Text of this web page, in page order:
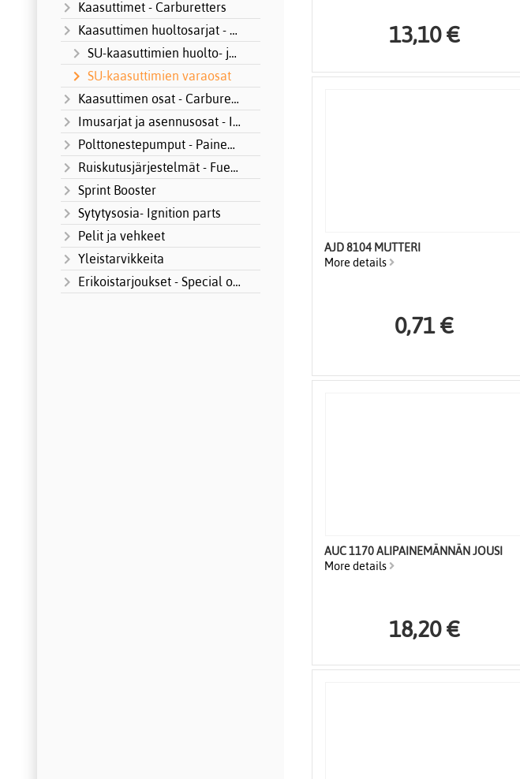
Kaasuttimet - Carburetters
Kaasuttimen huoltosarjat - Carburetter S
SU-kaasuttimien huolto- ja korjaussarjat
SU-kaasuttimien varaosat
Kaasuttimen osat - Carburetter parts
Imusarjat ja asennusosat - Intake manifo
Polttonestepumput - Paineensäätimet
Ruiskutusjärjestelmät - Fuel Injection
Sprint Booster
Sytytysosia- Ignition parts
Pelit ja vehkeet
Yleistarvikkeita
Erikoistarjoukset - Special offers
13,10 €
AJD 8104 MUTTERI
More details
0,71 €
AUC 1170 ALIPAINEMÄNNÄN JOUSI
More details
18,20 €